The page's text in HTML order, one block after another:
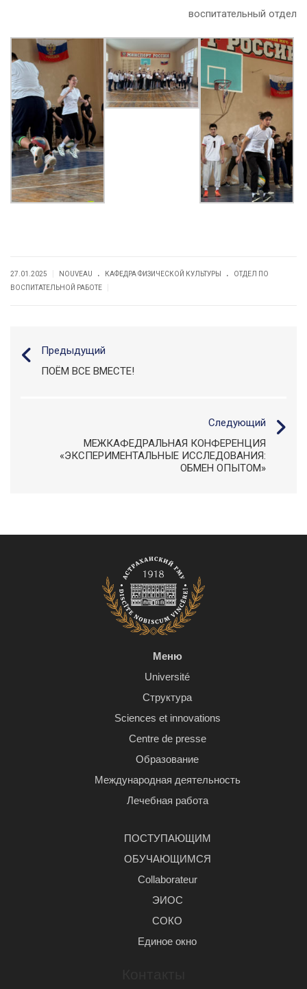
воспитательный отдел
27.01.2025 NOUVEAU . КАФЕДРА ФИЗИЧЕСКОЙ КУЛЬТУРЫ .
ОТДЕЛ ПО
ВОСПИТАТЕЛЬНОЙ РАБОТЕ
Предыдущий
ПОЁМ ВСЕ ВМЕСТЕ!
Следующий
МЕЖКАФЕДРАЛЬНАЯ КОНФЕРЕНЦИЯ
«ЭКСПЕРИМЕНТАЛЬНЫЕ ИССЛЕДОВАНИЯ:
ОБМЕН ОПЫТОМ»
Меню
Université
Структура
Sciences et innovations
Centre de presse
Образование
Международная деятельность
Лечебная работа
ПОСТУПАЮЩИМ
ОБУЧАЮЩИМСЯ
Сollaborateur
ЭИОС
СОКО
Единое окно